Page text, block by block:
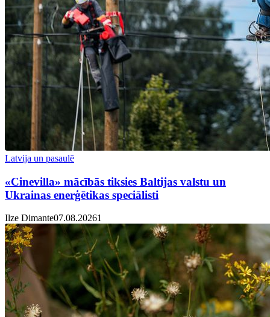
Latvija un pasaulē
«Cinevilla» mācībās tiksies Baltijas valstu un
Ukrainas enerģētikas speciālisti
Ilze Dimante07.08.20261